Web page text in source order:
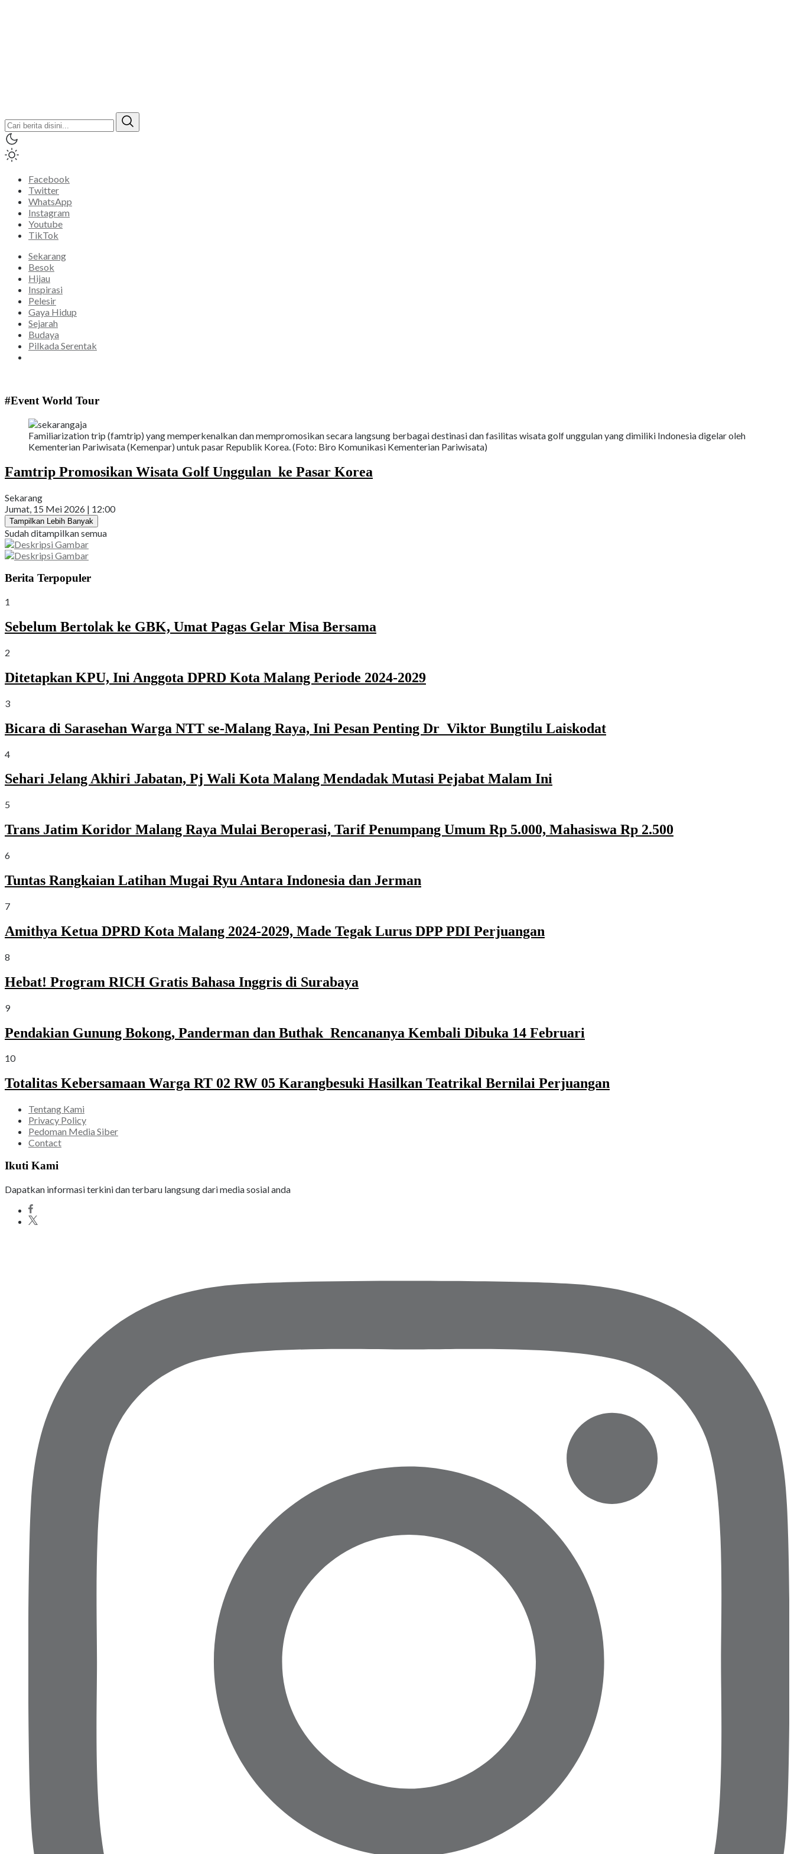
Facebook
Twitter
WhatsApp
Instagram
Youtube
TikTok
Sekarang
Besok
Hijau
Inspirasi
Pelesir
Gaya Hidup
Sejarah
Budaya
Pilkada Serentak
#Event World Tour
Familiarization trip (famtrip) yang memperkenalkan dan mempromosikan secara langsung berbagai destinasi dan fasilitas wisata golf unggulan yang dimiliki Indonesia digelar oleh
Kementerian Pariwisata (Kemenpar) untuk pasar Republik Korea. (Foto: Biro Komunikasi Kementerian Pariwisata)
Famtrip Promosikan Wisata Golf Unggulan ke Pasar Korea
Sekarang
Jumat, 15 Mei 2026 | 12:00
Tampilkan Lebih Banyak
Sudah ditampilkan semua
Berita Terpopuler
1
Sebelum Bertolak ke GBK, Umat Pagas Gelar Misa Bersama
2
Ditetapkan KPU, Ini Anggota DPRD Kota Malang Periode 2024-2029
3
Bicara di Sarasehan Warga NTT se-Malang Raya, Ini Pesan Penting Dr Viktor Bungtilu Laiskodat
4
Sehari Jelang Akhiri Jabatan, Pj Wali Kota Malang Mendadak Mutasi Pejabat Malam Ini
5
Trans Jatim Koridor Malang Raya Mulai Beroperasi, Tarif Penumpang Umum Rp 5.000, Mahasiswa Rp 2.500
6
Tuntas Rangkaian Latihan Mugai Ryu Antara Indonesia dan Jerman
7
Amithya Ketua DPRD Kota Malang 2024-2029, Made Tegak Lurus DPP PDI Perjuangan
8
Hebat! Program RICH Gratis Bahasa Inggris di Surabaya
9
Pendakian Gunung Bokong, Panderman dan Buthak Rencananya Kembali Dibuka 14 Februari
10
Totalitas Kebersamaan Warga RT 02 RW 05 Karangbesuki Hasilkan Teatrikal Bernilai Perjuangan
Tentang Kami
Privacy Policy
Pedoman Media Siber
Contact
Ikuti Kami
Dapatkan informasi terkini dan terbaru langsung dari media sosial anda